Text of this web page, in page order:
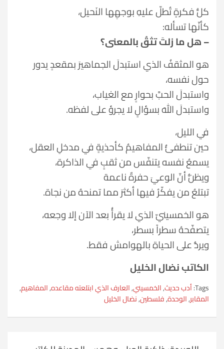
كلُّ فكرةٍ تُطلّ عليهِ بوجهِها النَحيل،
كأنّها تسأله:
– هل ما زلتَ تثقُ بالمعنى؟
هو المثقفُ الذي استبدلَ الجماهيرَ بمقعدٍ يدور
حول نفسه،
واستبدلَ الحبَّ بحوارٍ مع الغياب،
واستبدلَ اللهَ بسؤالٍ لا يجرؤ على لفظه.
في الليل،
حين تنطفئُ المفاهيمُ كأحذيةٍ في مدخلِ العقل،
يسمعُ نفسه يتنفّس من ثقبٍ في الذاكرة،
ويظنُّ أنّ الوعيَ حفرةٌ ناعمة
تبتلعُ من يفكّرُ فيها أكثرَ مما تمنحهُ من نجاة.
هو الخمسينيّ الذي لا يقرأُ بعد الآن إلا وجعه،
يتصفّحهُ سطراً بسطر،
ويردُّ على الحياةِ بالهوامش فقط.
الكاتب نضال الخليل
Tags: أدب حديث,الخمسيني,العارف الذي ابتلعته مقاعده,المفاهيم,
المقابر,الوحدة,فلسطين,نضال الخليل